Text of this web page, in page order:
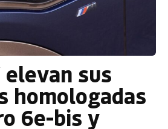
elevan sus
homologadas
6e-bis y